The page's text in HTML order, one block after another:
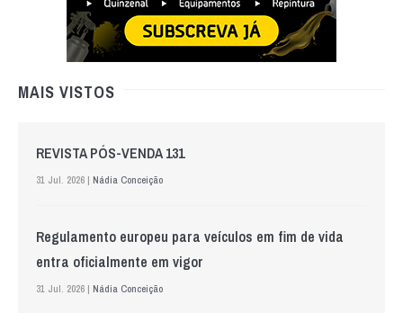
MAIS VISTOS
REVISTA PÓS-VENDA 131
31 Jul. 2026 | Nádia Conceição
Regulamento europeu para veículos em fim de vida
entra oficialmente em vigor
31 Jul. 2026 | Nádia Conceição